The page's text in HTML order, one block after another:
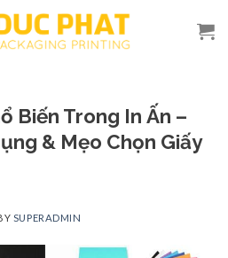
Biến Trong In Ấn –
& Mẹo Chọn Giấy
SUPERADMIN